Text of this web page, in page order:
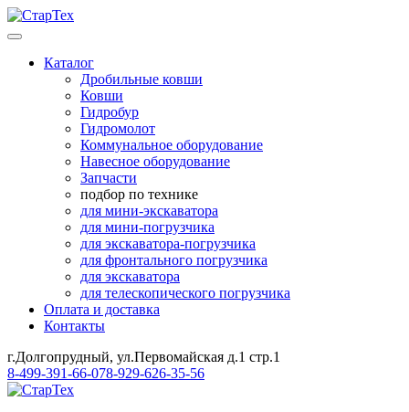
Каталог
Дробильные ковши
Ковши
Гидробур
Гидромолот
Коммунальное оборудование
Навесное оборудование
Запчасти
подбор по технике
для мини-экскаватора
для мини-погрузчика
для экскаватора-погрузчика
для фронтального погрузчика
для экскаватора
для телескопического погрузчика
Оплата и доставка
Контакты
г.Долгопрудный, ул.Первомайская д.1 стр.1
8-499-391-66-078-929-626-35-56